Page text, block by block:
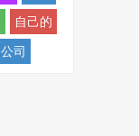
自己的
公司